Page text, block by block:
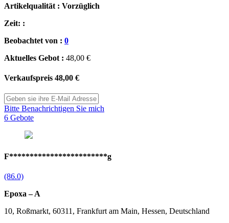
Artikelqualität : Vorzüglich
Zeit: :
Beobachtet von : 0
Aktuelles Gebot : 48,00 €
Verkaufspreis 48,00 €
Bitte Benachrichtigen Sie mich
6 Gebote
F************************g
(86.0)
Epoxa – A
10, Roßmarkt, 60311, Frankfurt am Main, Hessen, Deutschland